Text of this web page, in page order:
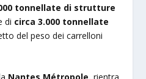
tonnellate di strutture
di circa 3.000 tonnellate
del peso dei carrelloni